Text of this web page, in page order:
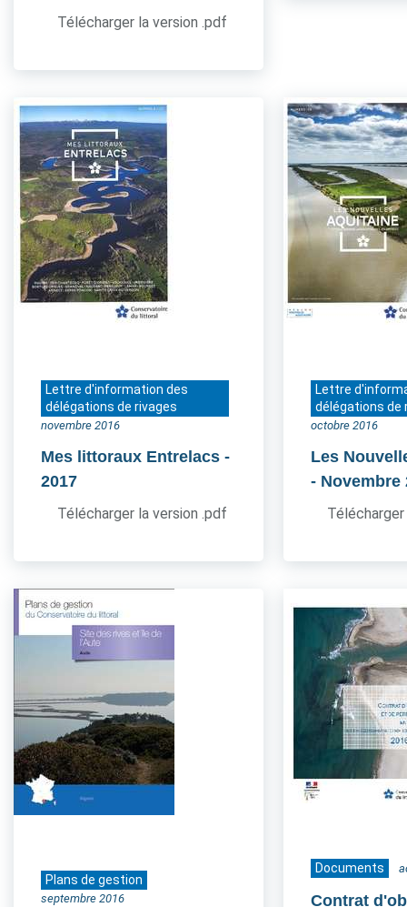
Télécharger la version .pdf
Lettre d'information des
délégations de rivages
novembre 2016
Mes littoraux Entrelacs -
2017
Télécharger la version .pdf
Lettre
délégations de
octobre 2016
Les
- Novembre
Plans de gestion
septembre 2016
Documents
Contrat